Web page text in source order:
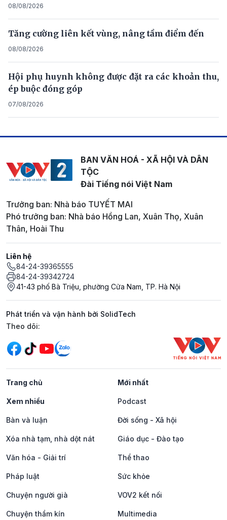
08/08/2026
Tăng cường liên kết vùng, nâng tầm điểm đến
08/08/2026
Hội phụ huynh không được đặt ra các khoản thu,
ép buộc đóng góp
07/08/2026
BAN VĂN HOÁ - XÃ HỘI VÀ DÂN
TỘC
Đài Tiếng nói Việt Nam
Trưởng ban: Nhà báo TUYẾT MAI
Phó trưởng ban: Nhà báo Hồng Lan, Xuân Thọ, Xuân
Thân, Hoài Thu
Liên hệ
84-24-39365555
84-24-39342724
41-43 phố Bà Triệu, phường Cửa Nam, TP. Hà Nội
Phát triển và vận hành bởi SolidTech
Mạng xã hội
Theo dõi:
Trang chủ Mới nhất
Xem nhiều Podcast
Bàn và luận Đời sống - Xã hội
Xóa nhà tạm, nhà dột nát Giáo dục - Đào tạo
Văn hóa - Giải trí Thể thao
Pháp luật Sức khỏe
Chuyện người già VOV2 kết nối
Chuyện thầm kín Multimedia